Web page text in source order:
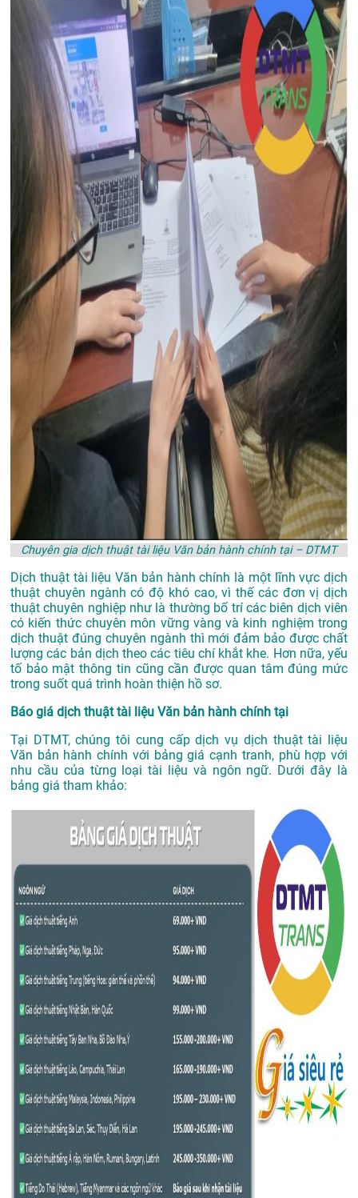
Chuyên gia dịch thuật tài liệu Văn bản hành chính tại – DTMT
Dịch thuật tài liệu Văn bản hành chính là một lĩnh vực dịch
thuật chuyên ngành có độ khó cao, vì thế các đơn vị dịch
thuật chuyên nghiệp như là thường bố trí các biên dịch viên
có kiến thức chuyên môn vững vàng và kinh nghiệm trong
dịch thuật đúng chuyên ngành thì mới đảm bảo được chất
lượng các bản dịch theo các tiêu chí khắt khe. Hơn nữa, yếu
tố bảo mật thông tin cũng cần được quan tâm đúng mức
trong suốt quá trình hoàn thiện hồ sơ.
Báo giá dịch thuật tài liệu Văn bản hành chính tại
Tại DTMT, chúng tôi cung cấp dịch vụ dịch thuật tài liệu
Văn bản hành chính với bảng giá cạnh tranh, phù hợp với
nhu cầu của từng loại tài liệu và ngôn ngữ. Dưới đây là
bảng giá tham khảo: